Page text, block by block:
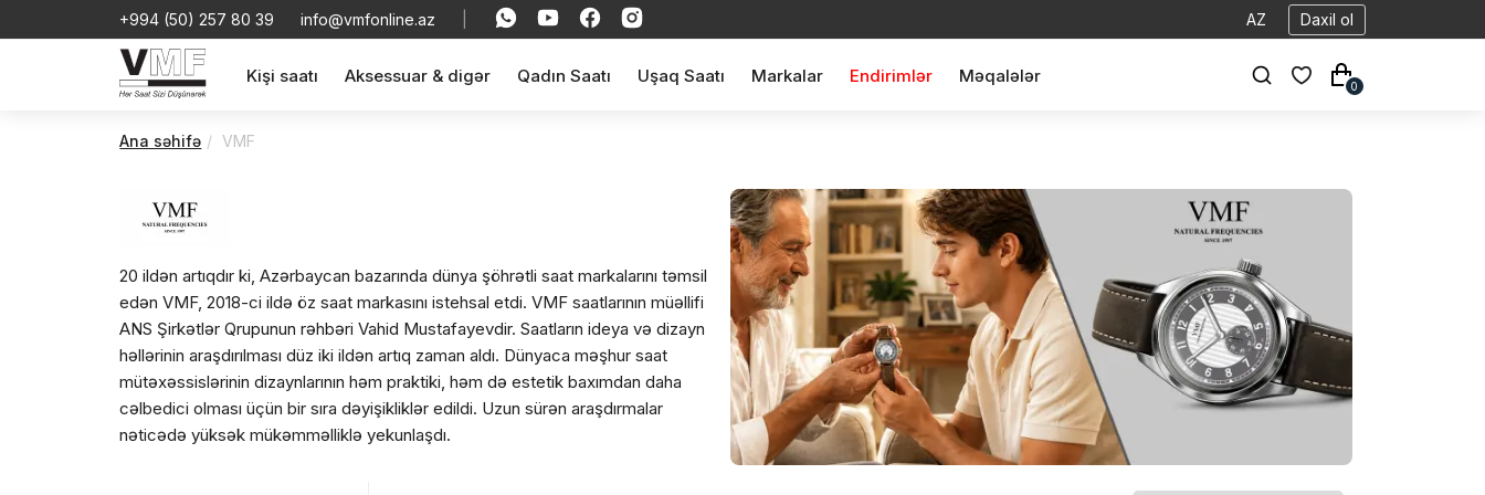
+994 (50) 257 80 39 info@vmfonline.az AZ Daxil ol
Kişi saatı Aksessuar & digər Qadın Saatı Uşaq Saatı Markalar Endirimlər Məqalələr
0
Ana səhifə VMF
20 ildən artıqdır ki, Azərbaycan bazarında dünya şöhrətli saat markalarını təmsil
edən VMF, 2018-ci ildə öz saat markasını istehsal etdi. VMF saatlarının müəllifi
ANS Şirkətlər Qrupunun rəhbəri Vahid Mustafayevdir. Saatların ideya və dizayn
həllərinin araşdırılması düz iki ildən artıq zaman aldı. Dünyaca məşhur saat
mütəxəssislərinin dizaynlarının həm praktiki, həm də estetik baxımdan daha
cəlbedici olması üçün bir sıra dəyişikliklər edildi. Uzun sürən araşdırmalar
nəticədə yüksək mükəmməlliklə yekunlaşdı.